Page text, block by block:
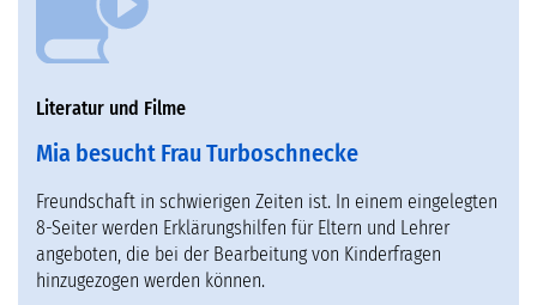
Literatur und Filme
Mia besucht Frau Turboschnecke
Freundschaft in schwierigen Zeiten ist. In einem eingelegten
8-Seiter werden Erklärungshilfen für Eltern und Lehrer
angeboten, die bei der Bearbeitung von Kinderfragen
hinzugezogen werden können.